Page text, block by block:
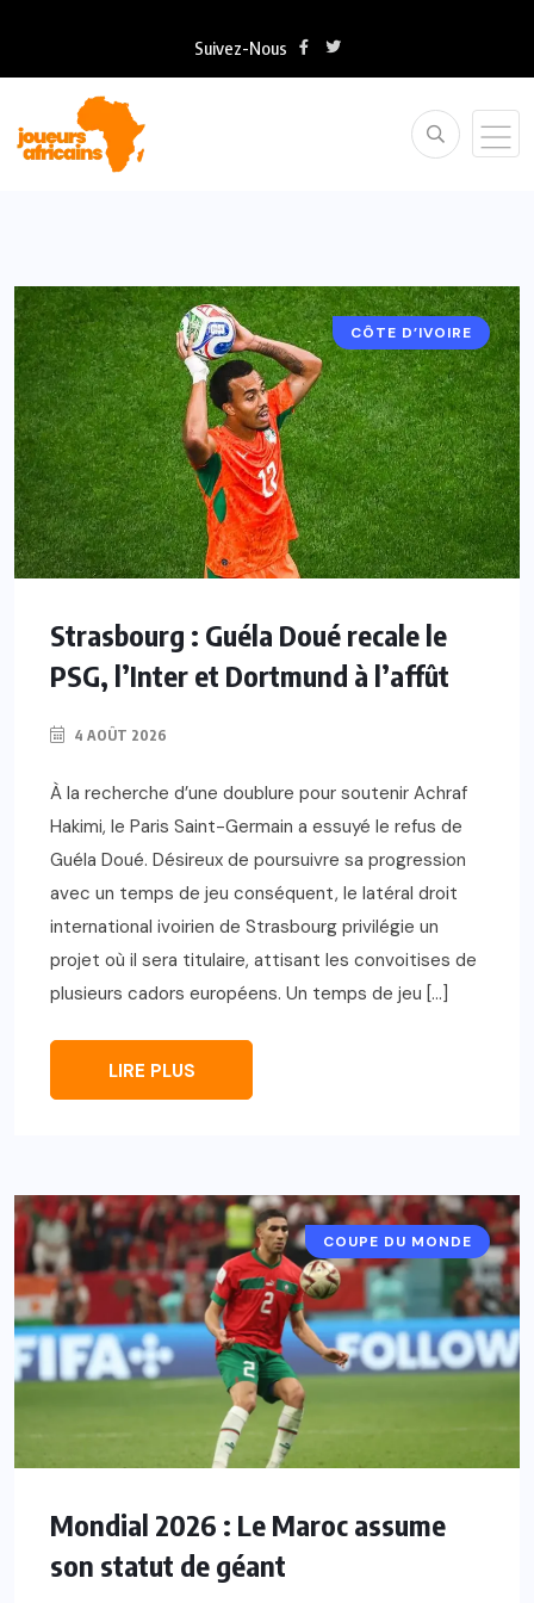
Suivez-Nous
CÔTE D’IVOIRE
Strasbourg : Guéla Doué recale le
PSG, l’Inter et Dortmund à l’affût
4 AOÛT 2026
À la recherche d’une doublure pour soutenir Achraf
Hakimi, le Paris Saint-Germain a essuyé le refus de
Guéla Doué. Désireux de poursuivre sa progression
avec un temps de jeu conséquent, le latéral droit
international ivoirien de Strasbourg privilégie un
projet où il sera titulaire, attisant les convoitises de
plusieurs cadors européens. Un temps de jeu […]
LIRE PLUS
COUPE DU MONDE
Mondial 2026 : Le Maroc assume
son statut de géant